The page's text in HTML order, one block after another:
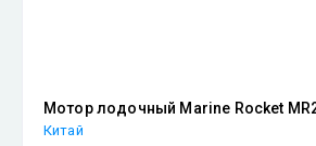
Мотор лодочный Marine Rocket
Китай